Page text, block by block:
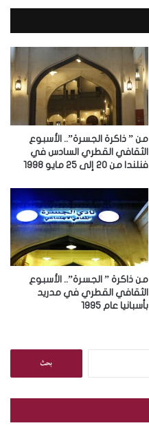
من ” ذاكرة الجسرة”.. الأسبوع
الثقافي القطري السادس في
فنلندا من 20 إلى 25 مايو 1998
من ذاكرة ” الجسرة”.. الأسبوع
الثقافي القطري في مدريد
بأسبانيا عام 1995
ح